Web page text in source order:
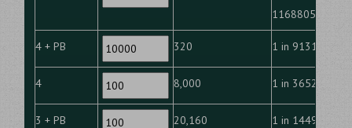
11688053.5
4 + PB 320 1 in 913129.2
4 8,000 1 in 36525.2
3 + PB 20,160 1 in 14494.1